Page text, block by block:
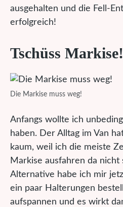
ausgehalten und die Fell-
erfolgreich!
Tschüss Markise!
Die Markise muss weg!
Anfangs wollte ich
haben. Der Alltag im Van
kaum, weil ich die meiste
Markise ausfahren da nicht
Alternative habe ich mir
ein paar Halterungen
aufspannen und es wirkt